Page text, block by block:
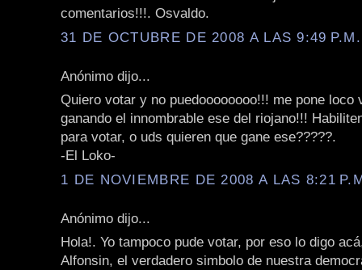
comentarios!!!. Osvaldo.
31 DE OCTUBRE DE 2008 A LAS 9:49 P.M.
Anónimo dijo...
Quiero votar y no puedoooooooo!!! me pone loco
ganando el innombrable ese del riojano!!!
para votar, o uds quieren que gane ese?????.
-El Loko-
1 DE NOVIEMBRE DE 2008 A LAS 8:21
Anónimo dijo...
Hola!. Yo tampoco pude votar, por eso lo digo
Alfonsin, el verdadero simbolo de nuestra